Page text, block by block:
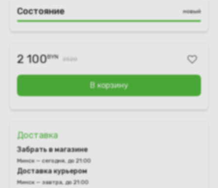
Состояние новый
2 100BYN 2520
В корзину
Доставка
Забрать в магазине
Минск — сегодня, до 21:00
Доставка курьером
Минск — завтра, до 21:00